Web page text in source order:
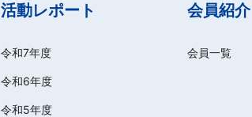
活動レポート
令和7年度
令和6年度
令和5年度
会員紹介
会員一覧